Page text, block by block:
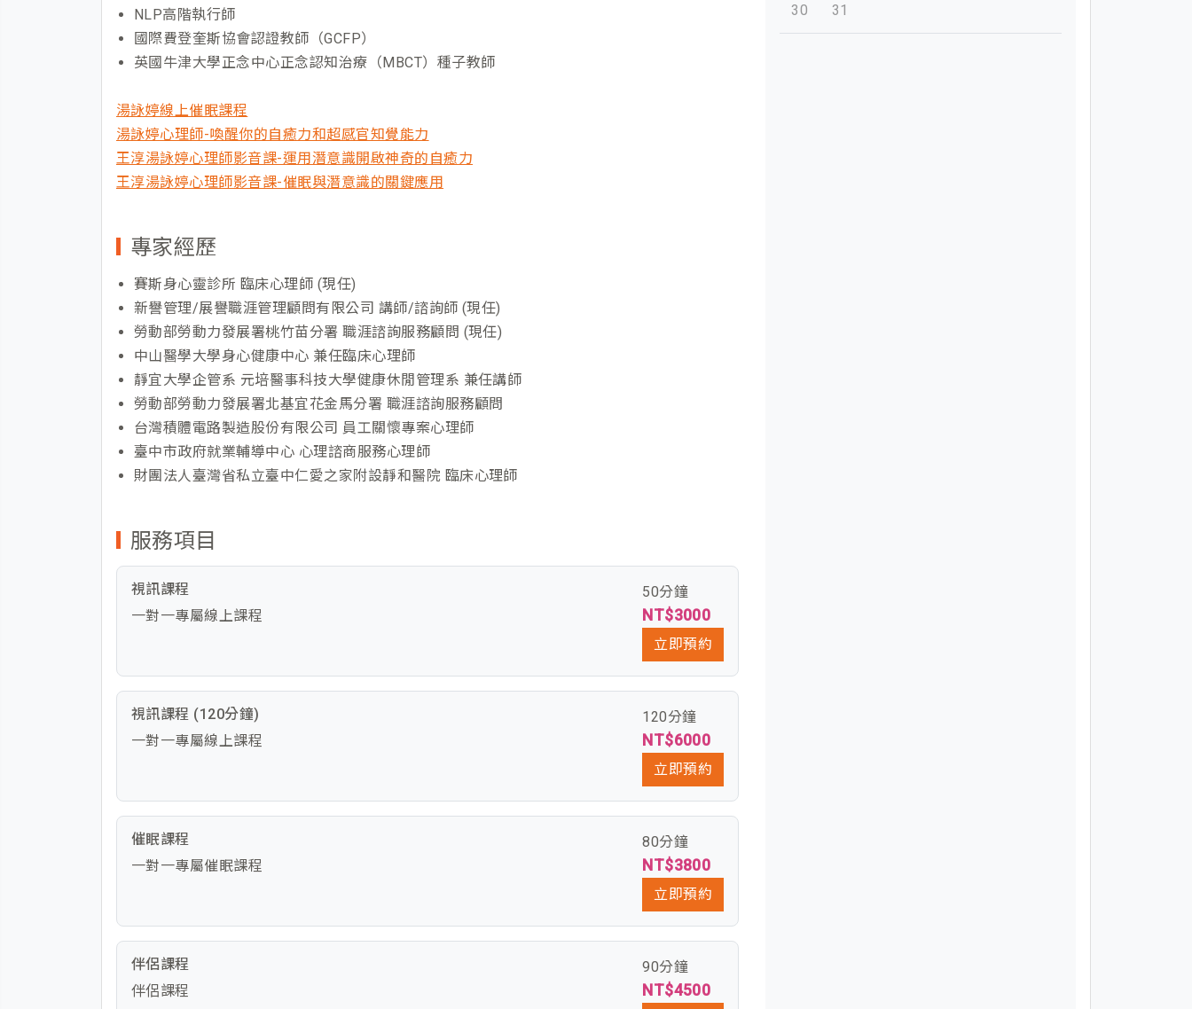
NLP高階執行師
國際費登奎斯協會認證教師（GCFP）
英國牛津大學正念中心正念認知治療（MBCT）種子教師
湯詠婷線上催眠課程
湯詠婷心理師-喚醒你的自癒力和超感官知覺能力
王淳湯詠婷心理師影音課-運用潛意識開啟神奇的自癒力
王淳湯詠婷心理師影音課-催眠與潛意識的關鍵應用
專家經歷
賽斯身心靈診所 臨床心理師 (現任)
新譽管理/展譽職涯管理顧問有限公司 講師/諮詢師 (現任)
勞動部勞動力發展署桃竹苗分署 職涯諮詢服務顧問 (現任)
中山醫學大學身心健康中心 兼任臨床心理師
靜宜大學企管系 元培醫事科技大學健康休閒管理系 兼任講師
勞動部勞動力發展署北基宜花金馬分署 職涯諮詢服務顧問
台灣積體電路製造股份有限公司 員工關懷專案心理師
臺中市政府就業輔導中心 心理諮商服務心理師
財團法人臺灣省私立臺中仁愛之家附設靜和醫院 臨床心理師
服務項目
視訊課程
一對一專屬線上課程
50分鐘
NT$3000
立即預約
視訊課程 (120分鐘)
一對一專屬線上課程
120分鐘
NT$6000
立即預約
催眠課程
一對一專屬催眠課程
80分鐘
NT$3800
立即預約
伴侶課程
伴侶課程
90分鐘
NT$4500
30 31